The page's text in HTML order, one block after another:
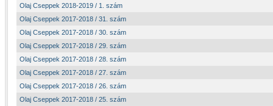
Olaj Cseppek 2018-2019 / 1. szám
Olaj Cseppek 2017-2018 / 31. szám
Olaj Cseppek 2017-2018 / 30. szám
Olaj Cseppek 2017-2018 / 29. szám
Olaj Cseppek 2017-2018 / 28. szám
Olaj Cseppek 2017-2018 / 27. szám
Olaj Cseppek 2017-2018 / 26. szám
Olaj Cseppek 2017-2018 / 25. szám